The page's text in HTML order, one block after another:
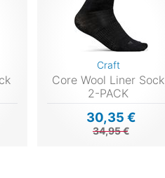
Craft
Core Wool Liner Sock
2-PACK
30,35 €
34,95 €